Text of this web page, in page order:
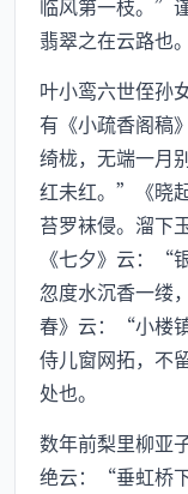
临风第一枝。”
翡翠之在云路也。
叶小鸾六世侄孙
有《小疏香阁稿
绮栊，无端一月
红未红。”《晓
苔罗袜侵。溜下
《七夕》云：“
忽度水沉香一缕
春》云：“小楼
侍儿窗网拓，不
处也。
数年前梨里柳亚
绝云：“垂虹桥